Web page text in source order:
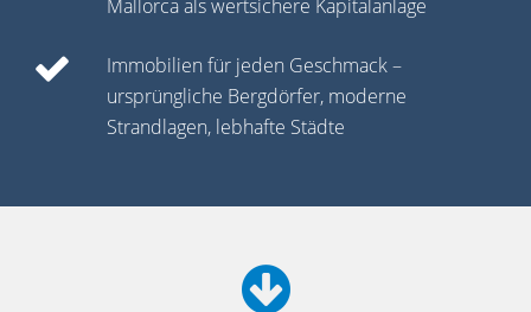
Mallorca als wertsichere Kapitalanlage
Immobilien für jeden Geschmack –
ursprüngliche Bergdörfer, moderne
Strandlagen, lebhafte Städte